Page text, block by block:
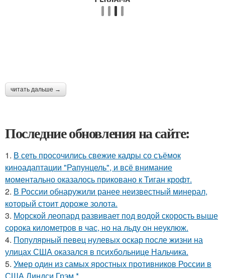
читать дальше →
Последние обновления на сайте:
1. В сеть просочились свежие кадры со съёмок
киноадаптации "Рапунцель", и всё внимание
моментально оказалось приковано к Тиган крофт.
2. В России обнаружили ранее неизвестный минерал,
который стоит дороже золота.
3. Морской леопард развивает под водой скорость выше
сорока километров в час, но на льду он неуклюж.
4. Популярный певец нулевых оскар после жизни на
улицах США оказался в психбольнице Нальчика.
5. Умер один из самых яростных противников России в